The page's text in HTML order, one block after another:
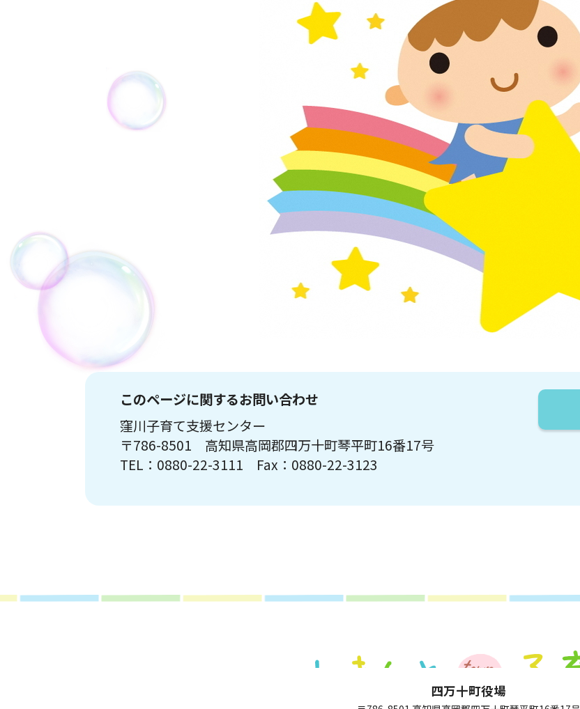
このページに関するお問い合わせ
窪川子育て支援センター
〒786-8501 高知県高岡郡四万十町琴平町16番17号
TEL：0880-22-3111 Fax：0880-22-3123
四万十町役場